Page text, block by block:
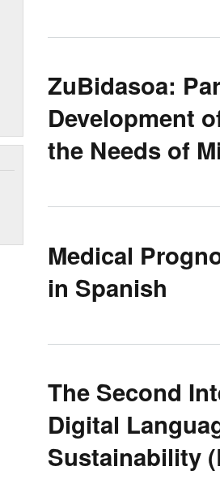
ZuBidasoa:
Development
the Needs of
Medical
in Spanish
The Second
Digital
Sustainability